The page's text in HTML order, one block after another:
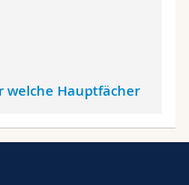
welche Hauptfächer